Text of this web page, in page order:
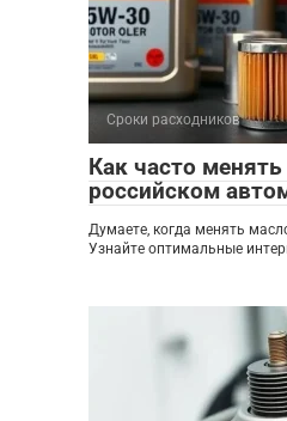
Сроки расходников
Как часто
российском
Думаете, когда менять
Узнайте оптимальные